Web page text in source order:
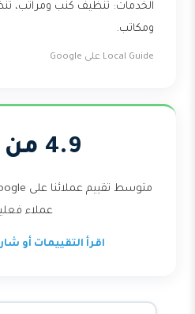
الخدمات: تنظيف كنب ومراتب،
ومكاتب.
Local Guide على Google
4.9 من 5
عملاء
اقرأ التقييمات أو